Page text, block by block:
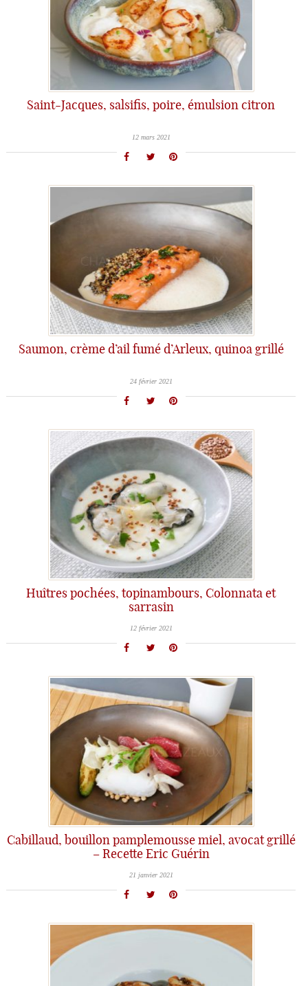
Saint-Jacques, salsifis, poire, émulsion citron
12 mars 2021
Saumon, crème d’ail fumé d’Arleux, quinoa grillé
24 février 2021
Huîtres pochées, topinambours, Colonnata et
sarrasin
12 février 2021
Cabillaud, bouillon pamplemousse miel, avocat grillé
– Recette Eric Guérin
21 janvier 2021